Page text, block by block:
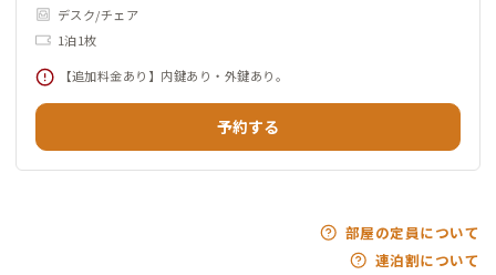
デスク/チェア
1泊1枚
【追加料金あり】内鍵あり・外鍵あり。
予約する
部屋の定員について
連泊割について